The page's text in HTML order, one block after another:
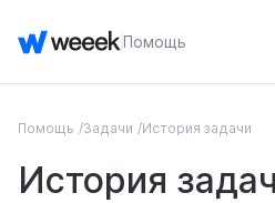
Помощь
ОБЩЕЕ
Введение
Помощь Задачи История задачи
История